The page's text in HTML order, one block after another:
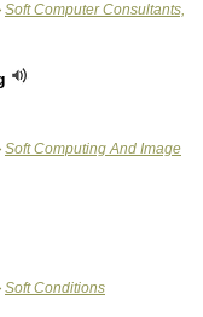
Soft Computer Consultants,
Soft Computing And Image
Soft Conditions